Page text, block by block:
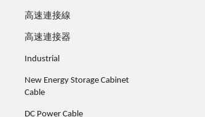
高速連接線
高速連接器
Industrial
New Energy Storage Cabinet
Cable
DC Power Cable